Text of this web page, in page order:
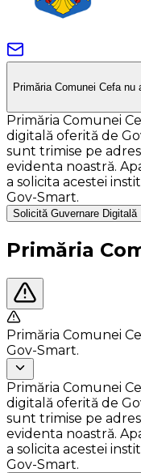
Primăria Comunei Cefa
Primăria Comunei
digitală oferită de
sunt trimise pe
evidenta noastră.
a solicita acestei
Gov-Smart.
Solicită Guvernare Digitală
Primăria
Primăria Comunei
Gov-Smart.
Primăria Comunei
digitală oferită de
sunt trimise pe
evidenta noastră.
a solicita acestei
Gov-Smart.